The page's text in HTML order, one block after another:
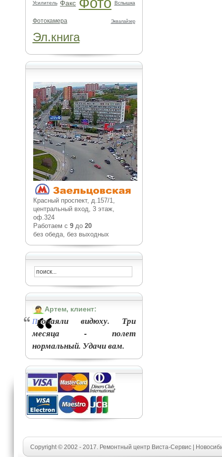
Усилитель Факс Вспышка
Фотокамера Эквалайзер
Эл.книга
Красный проспект, д.157/1,
центральный вход, 3 этаж,
оф.324
Работаем с 9до 20
без обеда, без выходных
Артем, клиент:
Пропаяли видюху. Три
месяца - полет
нормальный. Удачи вам.
Copyright © 2002 - 2017. Ремонтный центр Виста-Сервис |